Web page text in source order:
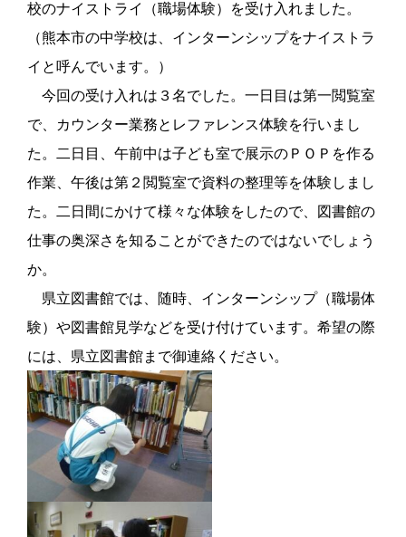
校のナイストライ（職場体験）を受け入れました。
（熊本市の中学校は、インターンシップをナイストラ
イと呼んでいます。）
今回の受け入れは３名でした。一日目は第一閲覧室
で、カウンター業務とレファレンス体験を行いまし
た。二日目、午前中は子ども室で展示のＰＯＰを作る
作業、午後は第２閲覧室で資料の整理等を体験しまし
た。二日間にかけて様々な体験をしたので、図書館の
仕事の奥深さを知ることができたのではないでしょう
か。
県立図書館では、随時、インターンシップ（職場体
験）や図書館見学などを受け付けています。希望の際
には、県立図書館まで御連絡ください。